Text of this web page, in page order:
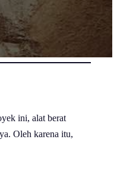
ini, alat berat
Oleh karena itu,